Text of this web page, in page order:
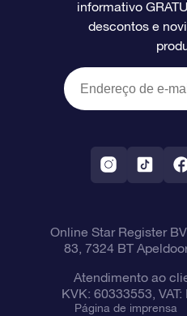
Avaliações
O cartão de presente
Presentes corporativos
Página estelar
Um Milhão de Estrelas
OSR Starsaver
Aplicativo RV Fly me
Informações de
Política de devolução
Constelações
informativo
descontos e
Online Star Register BV
83, 7324 BT
Atendimento ao
KVK: 60333553,
Página de imprensa